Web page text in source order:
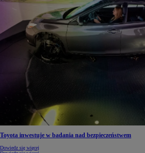
Toyota inwestuje w badania nad bezpieczeństwem
Dowiedz się więcej